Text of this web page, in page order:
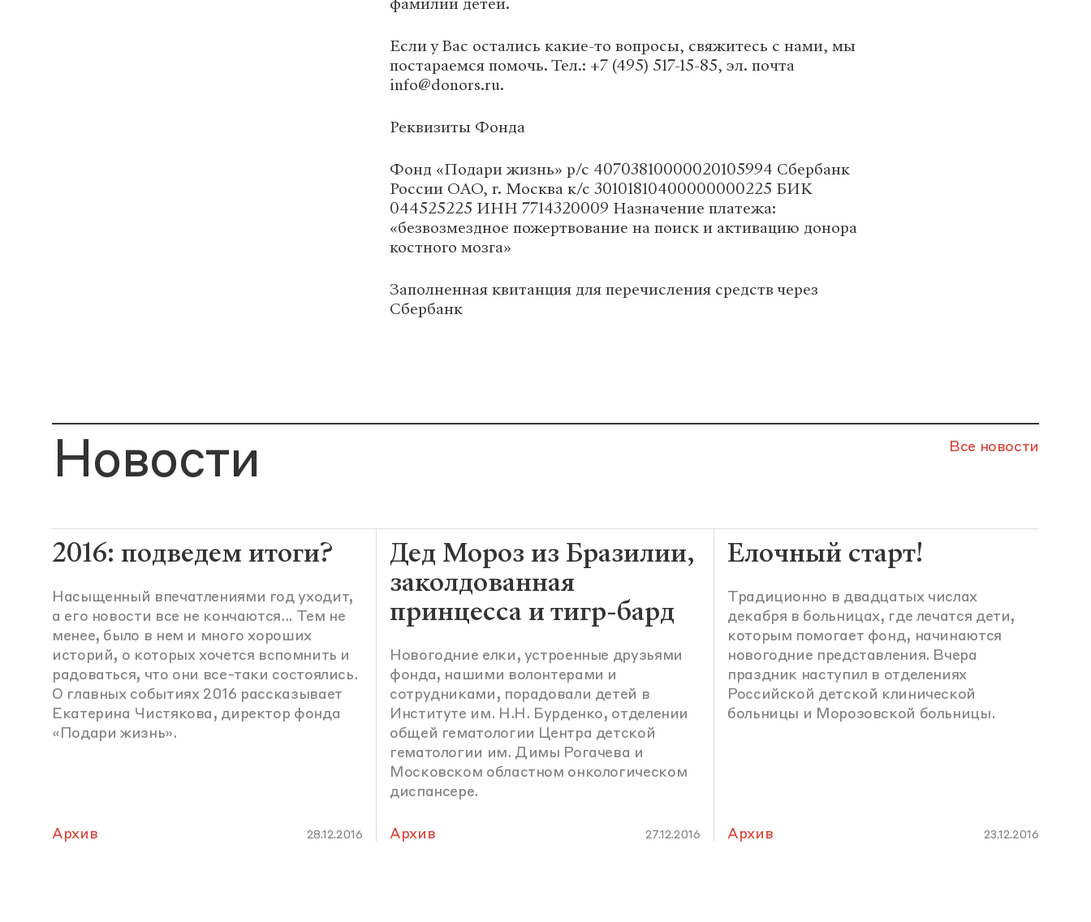
Если у Вас остались какие-то вопросы, свяжитесь с нами, мы
постараемся помочь. Тел.: +7 (495) 517-15-85, эл. почта
info@donors.ru.
Реквизиты Фонда
Фонд «Подари жизнь» р/с 40703810000020105994 Сбербанк
России ОАО, г. Москва к/с 30101810400000000225 БИК
044525225 ИНН 7714320009 Назначение платежа:
«безвозмездное пожертвование на поиск и активацию донора
костного мозга»
Заполненная квитанция для перечисления средств через
Сбербанк
Новости Все новости
2016: подведем итоги?
Насыщенный впечатлениями год уходит,
а его новости все не кончаются... Тем не
менее, было в нем и много хороших
историй, о которых хочется вспомнить и
радоваться, что они все-таки состоялись.
О главных событиях 2016 рассказывает
Екатерина Чистякова, директор фонда
«Подари жизнь».
Архив 28.12.2016
Дед Мороз из Бразилии,
заколдованная
принцесса и тигр-бард
Новогодние елки, устроенные друзьями
фонда, нашими волонтерами и
сотрудниками, порадовали детей в
Институте им. Н.Н. Бурденко, отделении
общей гематологии Центра детской
гематологии им. Димы Рогачева и
Московском областном онкологическом
диспансере.
Архив 27.12.2016
Елочный старт!
Традиционно в двадцатых числах
декабря в больницах, где лечатся дети,
которым помогает фонд, начинаются
новогодние представления. Вчера
праздник наступил в отделениях
Российской детской клинической
больницы и Морозовской больницы.
Архив 23.12.2016